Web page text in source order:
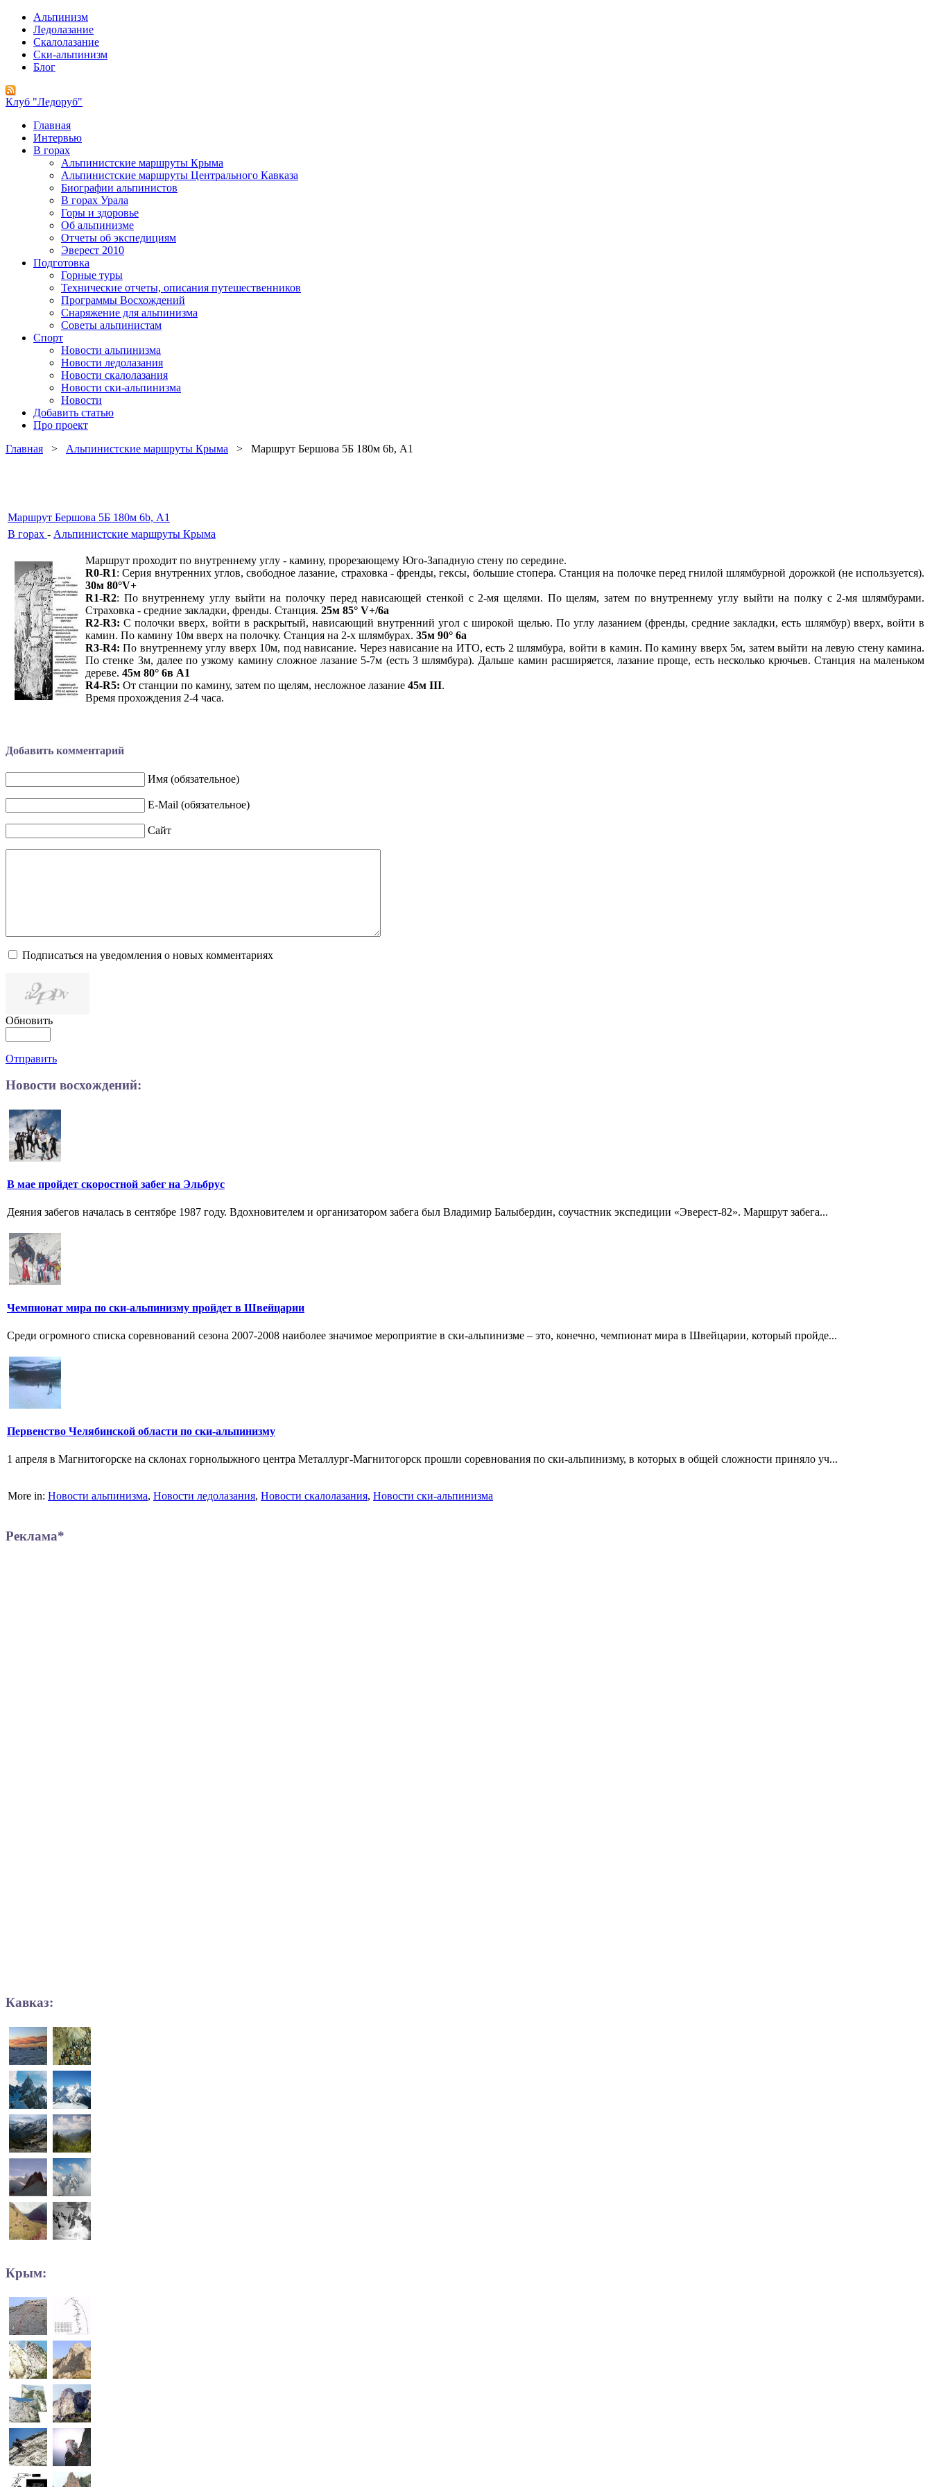
Альпинизм
Ледолазание
Скалолазание
Ски-альпинизм
Блог
Клуб "Ледоруб"
Главная
Интервью
В горах
Альпинистские маршруты Крыма
Альпинистские маршруты Центрального Кавказа
Биографии альпинистов
В горах Урала
Горы и здоровье
Об альпинизме
Отчеты об экспедициям
Эверест 2010
Подготовка
Горные туры
Технические отчеты, описания путешественников
Программы Восхождений
Снаряжение для альпинизма
Советы альпинистам
Спорт
Новости альпинизма
Новости ледолазания
Новости скалолазания
Новости ски-альпинизма
Новости
Добавить статью
Про проект
Главная > Альпинистские маршруты Крыма > Маршрут Бершова 5Б 180м 6b, А1
Маршрут Бершова 5Б 180м 6b, А1
В горах - Альпинистские маршруты Крыма
Маршрут проходит по внутреннему углу - камину, прорезающему Юго-Западную стену по середине.
R0-R1: Серия внутренних углов, свободное лазание, страховка - френды, гексы, большие стопера. Станция на полочке перед гнилой шлямбурной дорожкой (не используется).
30м 80°V+
R1-R2: По внутреннему углу выйти на полочку перед нависающей стенкой с 2-мя щелями. По щелям, затем по внутреннему углу выйти на полку с 2-мя шлямбурами.
Страховка - средние закладки, френды. Станция. 25м 85° V+/6а
R2-R3: С полочки вверх, войти в раскрытый, нависающий внутренний угол с широкой щелью. По углу лазанием (френды, средние закладки, есть шлямбур) вверх, войти в
камин. По камину 10м вверх на полочку. Станция на 2-х шлямбурах. 35м 90° 6а
R3-R4: По внутреннему углу вверх 10м, под нависание. Через нависание на ИТО, есть 2 шлямбура, войти в камин. По камину вверх 5м, затем выйти на левую стену камина.
По стенке 3м, далее по узкому камину сложное лазание 5-7м (есть 3 шлямбура). Дальше камин расширяется, лазание проще, есть несколько крючьев. Станция на маленьком
дереве. 45м 80° 6в А1
R4-R5: От станции по камину, затем по щелям, несложное лазание 45м III.
Время прохождения 2-4 часа.
Добавить комментарий
Имя (обязательное)
E-Mail (обязательное)
Сайт
Подписаться на уведомления о новых комментариях
Обновить
Отправить
Новости восхождений:
В мае пройдет скоростной забег на Эльбрус
Деяния забегов началась в сентябре 1987 году. Вдохновителем и организатором забега был Владимир Балыбердин, соучастник экспедиции «Эверест-82». Маршрут забега...
Чемпионат мира по ски-альпинизму пройдет в Швейцарии
Среди огромного списка соревнований сезона 2007-2008 наиболее значимое мероприятие в ски-альпинизме – это, конечно, чемпионат мира в Швейцарии, который пройде...
Первенство Челябинской области по ски-альпинизму
1 апреля в Магнитогорске на склонах горнолыжного центра Металлург-Магнитогорск прошли соревнования по ски-альпинизму, в которых в общей сложности приняло уч...
More in: Новости альпинизма, Новости ледолазания, Новости скалолазания, Новости ски-альпинизма
Реклама*
Кавказ:
Крым: